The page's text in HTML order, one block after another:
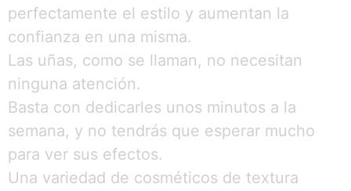
perfectamente el estilo y aumentan la
confianza en una misma.
Las uñas, como se llaman, no necesitan
ninguna atención.
Basta con dedicarles unos minutos a la
semana, y no tendrás que esperar mucho
para ver sus efectos.
Una variedad de cosméticos de textura